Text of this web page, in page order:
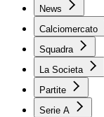
News
Calciomercato
Squadra
La Societa
Partite
Serie A